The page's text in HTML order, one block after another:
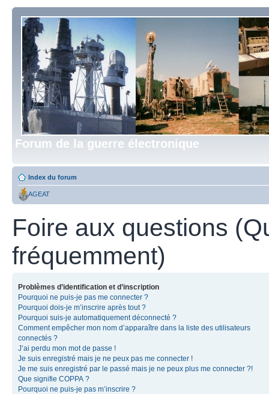
Forum de la guerre électronique
Index du forum
AGEAT
Foire aux questions
fréquemment)
Problèmes d’identification et d’inscription
Pourquoi ne puis-je pas me connecter ?
Pourquoi dois-je m’inscrire après tout ?
Pourquoi suis-je automatiquement déconnecté ?
Comment empêcher mon nom d’apparaître dans la liste des utilisateurs
connectés ?
J’ai perdu mon mot de passe !
Je suis enregistré mais je ne peux pas me connecter !
Je me suis enregistré par le passé mais je ne peux plus me connecter ?!
Que signifie COPPA ?
Pourquoi ne puis-je pas m’inscrire ?